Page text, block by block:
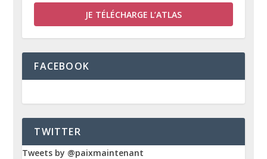
JE TÉLÉCHARGE L’ATLAS
FACEBOOK
TWITTER
Tweets by @paixmaintenant